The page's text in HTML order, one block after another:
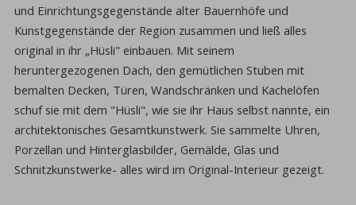
und Einrichtungsgegenstände alter Bauernhöfe und
Kunstgegenstände der Region zusammen und ließ alles
original in ihr „Hüsli" einbauen. Mit seinem
heruntergezogenen Dach, den gemütlichen Stuben mit
bemalten Decken, Türen, Wandschränken und Kachelöfen
schuf sie mit dem "Hüsli", wie sie ihr Haus selbst nannte, ein
architektonisches Gesamtkunstwerk. Sie sammelte Uhren,
Porzellan und Hinterglasbilder, Gemälde, Glas und
Schnitzkunstwerke- alles wird im Original-Interieur gezeigt.